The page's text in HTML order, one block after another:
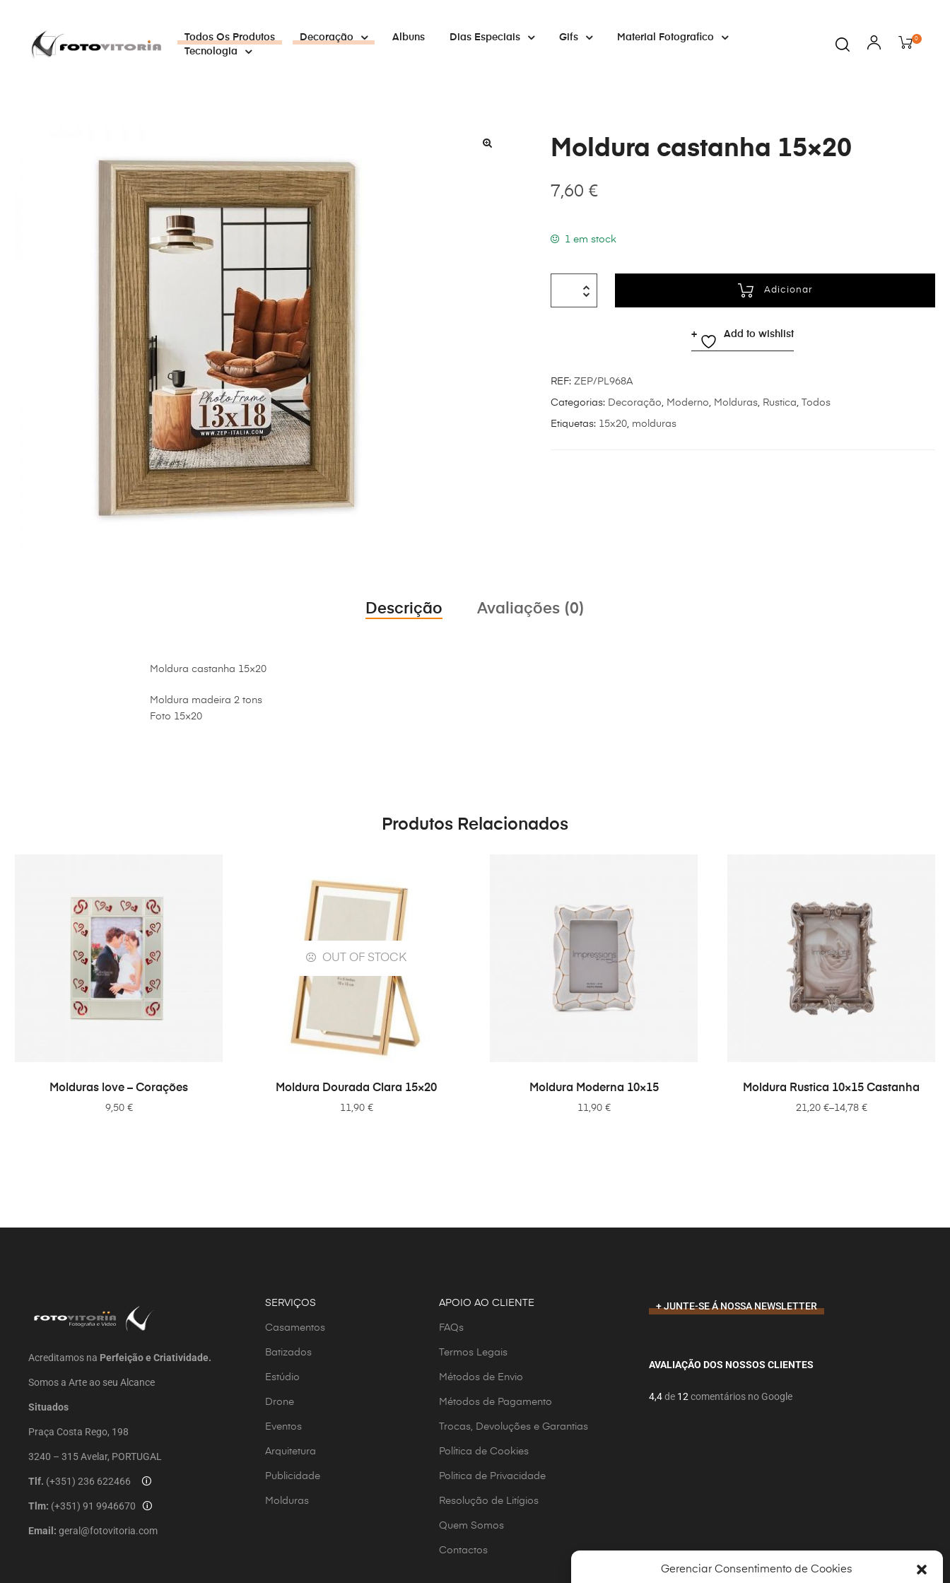
Gerenciar Consentimento de Cookies
Todos Os Produtos Decoração Albuns Dias Especiais Gifs
Material Fotografico
Tecnologia
0
Moldura castanha 15×20
7,60 €
1 em stock
Adicionar
Add to wishlist
REF: ZEP/PL968A
Categorias: Decoração Moderno Molduras Rustica Todos
Etiquetas: 15x20 molduras
Descrição Avaliações (0)
Moldura castanha 15×20
Moldura madeira 2 tons
Foto 15×20
Produtos Relacionados
ADICIONAR
Molduras love – Corações
9,50 €
OUT OF STOCK
LER MAIS
Moldura Dourada Clara 15×20
11,90 €
ADICIONAR
Moldura Moderna 10×15
11,90 €
VER OPÇÕES
Moldura Rustica 10×15 Castanha
14,78 €
–
21,20 €
Acreditamos na Perfeição e Criatividade.
Somos a Arte ao seu Alcance
Situados
Praça Costa Rego, 198
3240 – 315 Avelar, PORTUGAL
Tlf. (+351) 236 622466 🛈
Tlm: (+351) 91 9946670 🛈
Email: geral@fotovitoria.com
SERVIÇOS
Casamentos
Batizados
Estúdio
Drone
Eventos
Arquitetura
Publicidade
Molduras
APOIO AO CLIENTE
FAQs
Termos Legais
Métodos de Envio
Métodos de Pagamento
Trocas, Devoluções e Garantias
Política de Cookies
Politica de Privacidade
Resolução de Litígios
Quem Somos
Contactos
+ JUNTE-SE Á NOSSA NEWSLETTER
AVALIAÇÃO DOS NOSSOS CLIENTES
4,4de 12 comentários no Google